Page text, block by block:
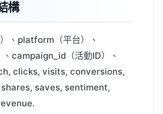
構
、platform（平台）、
campaign_id（活動ID）、
clicks, visits, conversions,
saves, sentiment,